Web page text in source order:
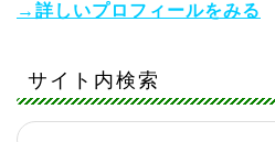
→詳しいプロフィールをみる
サイト内検索